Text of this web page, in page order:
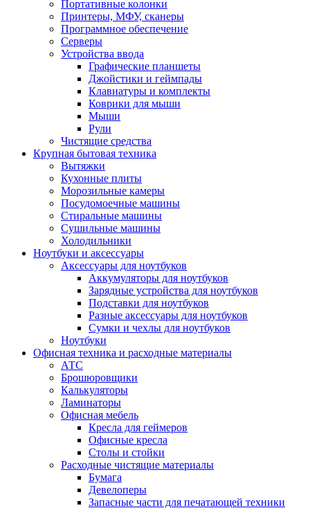
Портативные колонки
Принтеры, МФУ, сканеры
Программное обеспечение
Серверы
Устройства ввода
Графические планшеты
Джойстики и геймпады
Клавиатуры и комплекты
Коврики для мыши
Мыши
Рули
Чистящие средства
Крупная бытовая техника
Вытяжки
Кухонные плиты
Морозильные камеры
Посудомоечные машины
Стиральные машины
Сушильные машины
Холодильники
Ноутбуки и аксессуары
Аксессуары для ноутбуков
Аккумуляторы для ноутбуков
Зарядные устройства для ноутбуков
Подставки для ноутбуков
Разные аксессуары для ноутбуков
Сумки и чехлы для ноутбуков
Ноутбуки
Офисная техника и расходные материалы
АТС
Брошюровщики
Калькуляторы
Ламинаторы
Офисная мебель
Кресла для геймеров
Офисные кресла
Столы и стойки
Расходные чистящие материалы
Бумага
Девелоперы
Запасные части для печатающей техники